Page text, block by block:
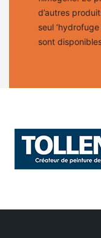
d’autres
seul
sont